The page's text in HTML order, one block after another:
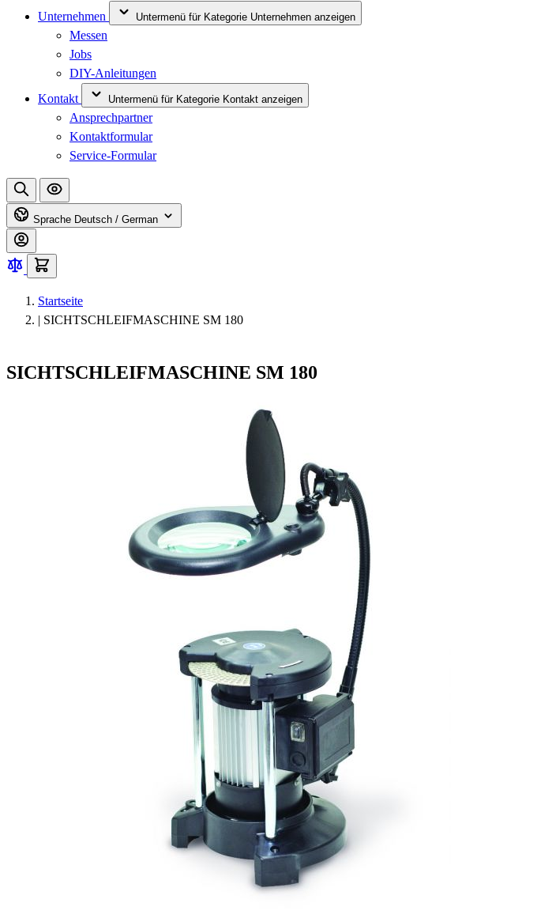
Unternehmen
Untermenü für Kategorie Unternehmen anzeigen
Messen
Jobs
DIY-Anleitungen
Kontakt
Untermenü für Kategorie Kontakt anzeigen
Ansprechpartner
Kontaktformular
Service-Formular
Sprache Deutsch / German
Startseite
| SICHTSCHLEIFMASCHINE SM 180
SICHTSCHLEIFMASCHINE SM 180